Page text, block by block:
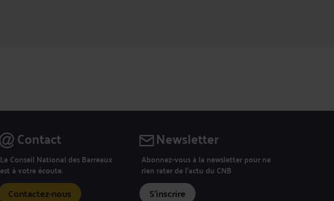
Contact
Le Conseil National des Barreaux
est à votre écoute.
Contactez-nous
Newsletter
Abonnez-vous à la newsletter pour ne
rien rater de l’actu du CNB
S'inscrire